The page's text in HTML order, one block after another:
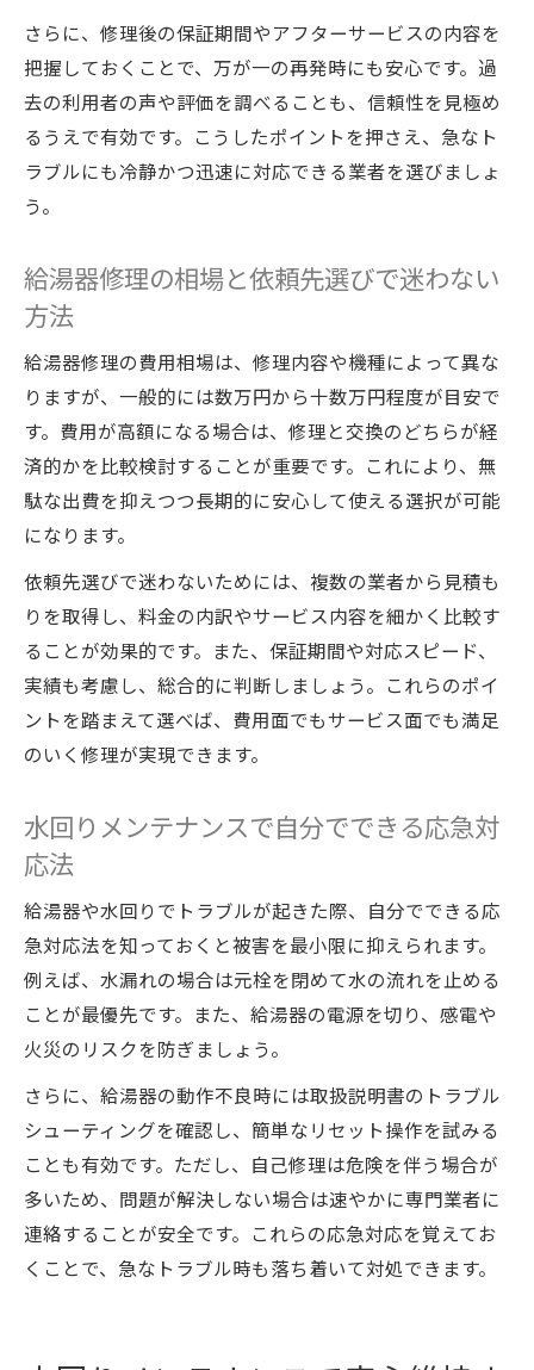
ス業者
口コミや実績から選ぶ給湯器修理業者のコ
ツ
然に防ぐ
水回りメンテナンスで家族の暮らしを快適
に保つ方法
給湯器修理の依頼が減る予防的メンテナン
ス習慣
トラブルが起きにくい水回り環境の作り方
さらに、修理後の保証期間やアフターサービスの内容を
把握しておくことで、万が一の再発時にも安心です。過
去の利用者の声や評価を調べることも、信頼性を見極め
るうえで有効です。こうしたポイントを押さえ、急なト
ラブルにも冷静かつ迅速に対応できる業者を選びましょ
う。
給湯器修理の相場と依頼先選びで迷わない
方法
給湯器修理の費用相場は、修理内容や機種によって異な
りますが、一般的には数万円から十数万円程度が目安で
す。費用が高額になる場合は、修理と交換のどちらが経
済的かを比較検討することが重要です。これにより、無
駄な出費を抑えつつ長期的に安心して使える選択が可能
になります。
依頼先選びで迷わないためには、複数の業者から見積も
りを取得し、料金の内訳やサービス内容を細かく比較す
ることが効果的です。また、保証期間や対応スピード、
実績も考慮し、総合的に判断しましょう。これらのポイ
ントを踏まえて選べば、費用面でもサービス面でも満足
のいく修理が実現できます。
水回りメンテナンスで自分でできる応急対
応法
給湯器や水回りでトラブルが起きた際、自分でできる応
急対応法を知っておくと被害を最小限に抑えられます。
例えば、水漏れの場合は元栓を閉めて水の流れを止める
ことが最優先です。また、給湯器の電源を切り、感電や
火災のリスクを防ぎましょう。
さらに、給湯器の動作不良時には取扱説明書のトラブル
シューティングを確認し、簡単なリセット操作を試みる
ことも有効です。ただし、自己修理は危険を伴う場合が
多いため、問題が解決しない場合は速やかに専門業者に
連絡することが安全です。これらの応急対応を覚えてお
くことで、急なトラブル時も落ち着いて対処できます。